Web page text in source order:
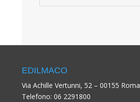
EDILMACO
Via Achille Vertunni, 52 – 00155 Roma
Telefono: 06 2291800